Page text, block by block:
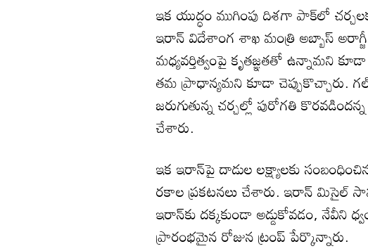
ఇక యుద్ధం ముగింపు దిశగా పాక్‌లో
ఇరాన్ విదేశాంగ శాఖ మంత్రి అబ్బాస్
మధ్యవర్తిత్వంపై కృతజ్ఞతతో ఉన్నామని
తమ ప్రాధాన్యమని కూడా చెప్పుకొచ్చారు.
జరుగుతున్న చర్చల్లో పురోగతి
చేశారు.
ఇక ఇరాన్‌పై దాడుల లక్ష్యాలకు
రకాల ప్రకటనలు చేశారు. ఇరాన్ మిసైల్
ఇరాన్‌కు దక్కకుండా అడ్డుకోవడం, నేవీని
ప్రారంభమైన రోజున ట్రంప్ పేర్కొన్నారు.